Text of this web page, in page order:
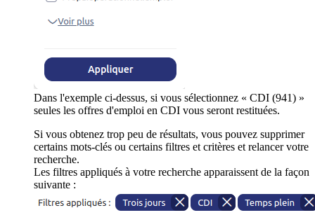
Dans l'exemple ci-dessus, si vous sélectionnez « CDI (941) »
seules les offres d'emploi en CDI vous seront restituées.
Si vous obtenez trop peu de résultats, vous pouvez supprimer
certains mots-clés ou certains filtres et critères et relancer votre
recherche.
Les filtres appliqués à votre recherche apparaissent de la façon
suivante :